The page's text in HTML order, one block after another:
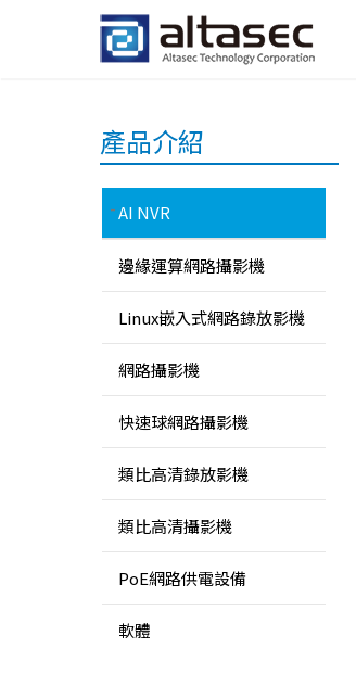
產品介紹
AI NVR
邊緣運算網路攝影機
Linux嵌入式網路錄放影機
網路攝影機
快速球網路攝影機
類比高清錄放影機
類比高清攝影機
PoE網路供電設備
軟體